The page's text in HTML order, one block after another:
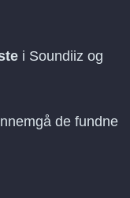
i Soundiiz og
de fundne